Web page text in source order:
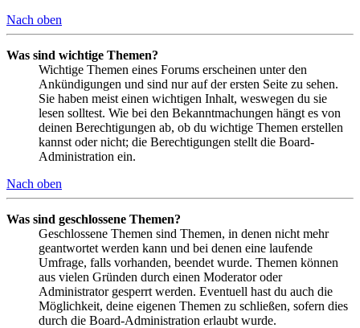
Nach oben
Was sind wichtige Themen?
Wichtige Themen eines Forums erscheinen unter den
Ankündigungen und sind nur auf der ersten Seite zu sehen.
Sie haben meist einen wichtigen Inhalt, weswegen du sie
lesen solltest. Wie bei den Bekanntmachungen hängt es von
deinen Berechtigungen ab, ob du wichtige Themen erstellen
kannst oder nicht; die Berechtigungen stellt die Board-
Administration ein.
Nach oben
Was sind geschlossene Themen?
Geschlossene Themen sind Themen, in denen nicht mehr
geantwortet werden kann und bei denen eine laufende
Umfrage, falls vorhanden, beendet wurde. Themen können
aus vielen Gründen durch einen Moderator oder
Administrator gesperrt werden. Eventuell hast du auch die
Möglichkeit, deine eigenen Themen zu schließen, sofern dies
durch die Board-Administration erlaubt wurde.